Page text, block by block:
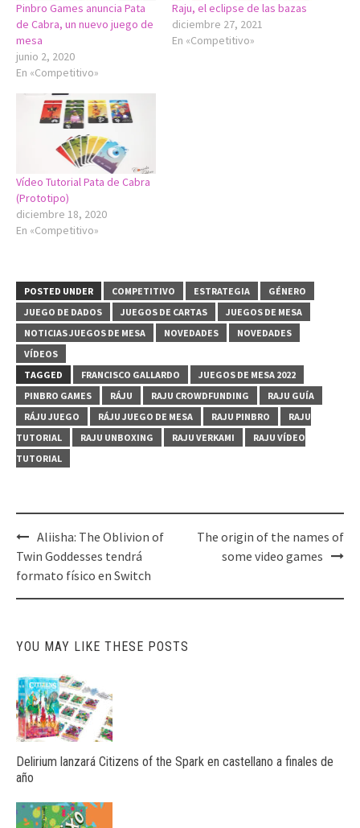
Pinbro Games anuncia Pata
de Cabra, un nuevo juego de
mesa
junio 2, 2020
En «Competitivo»
Raju, el eclipse de las bazas
diciembre 27, 2021
En «Competitivo»
Vídeo Tutorial Pata de Cabra
(Prototipo)
diciembre 18, 2020
En «Competitivo»
POSTED UNDER COMPETITIVO ESTRATEGIA
GÉNERO
JUEGO DE DADOS
JUEGOS DE CARTAS
JUEGOS DE MESA
NOTICIAS JUEGOS DE MESA
NOVEDADES
NOVEDADES
VÍDEOS
TAGGED
FRANCISCO GALLARDO
JUEGOS DE MESA 2022
PINBRO GAMES
RÁJU RAJU CROWDFUNDING
RAJU GUÍA
RÁJU JUEGO
RÁJU JUEGO DE MESA RAJU PINBRO
RAJU
TUTORIAL
RAJU UNBOXING RAJU VERKAMI
RAJU VÍDEO
TUTORIAL
Post
navigation
Aliisha: The Oblivion of
Twin Goddesses tendrá
formato físico en Switch
The origin of the names of
some video games
YOU MAY LIKE THESE POSTS
Delirium lanzará Citizens of the Spark en castellano a finales de
año